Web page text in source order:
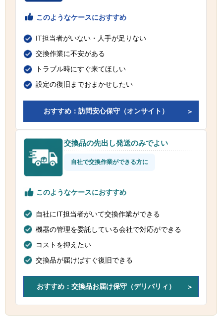
このようなケースにおすすめ
IT担当者がいない・人手が足りない
交換作業に不安がある
トラブル時にすぐ来てほしい
設定の復旧までおまかせしたい
おすすめ：訪問安心保守（オンサイト）
交換品の先出し発送のみでよい
自社で交換作業ができる方に
このようなケースにおすすめ
自社にIT担当者がいて交換作業ができる
機器の管理を委託している会社で対応ができる
コストを抑えたい
交換品が届けばすぐ復旧できる
おすすめ：交換品お届け保守（デリバリィ）